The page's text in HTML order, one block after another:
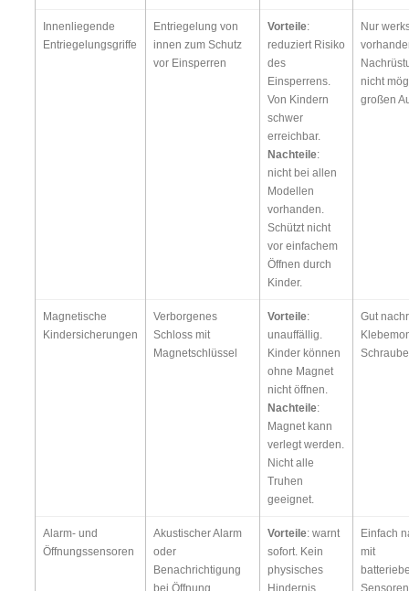
Innenliegende
Entriegelungsgriffe
Entriegelung von
innen zum Schutz
vor Einsperren
Vorteile:
reduziert Risiko
des
Einsperrens.
Von Kindern
schwer
erreichbar.
Nachteile:
nicht bei allen
Modellen
vorhanden.
Schützt nicht
vor einfachem
Öffnen durch
Kinder.
Nur
nicht
großen
Magnetische
Kindersicherungen
Verborgenes
Schloss mit
Magnetschlüssel
Vorteile:
unauffällig.
Kinder können
ohne Magnet
nicht öffnen.
Nachteile:
Magnet kann
verlegt werden.
Nicht alle
Truhen
geeignet.
Gut
Alarm- und
Öffnungssensoren
Akustischer Alarm
oder
Benachrichtigung
bei Öffnung
Vorteile: warnt
sofort. Kein
physisches
Hindernis.
Einfach
mit